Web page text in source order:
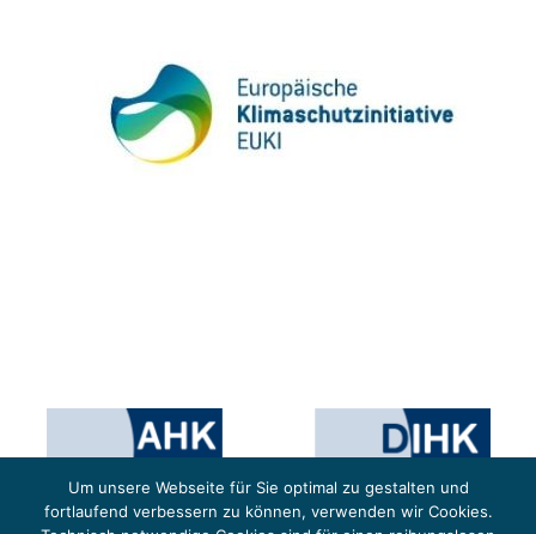
Um unsere Webseite für Sie optimal zu gestalten und
fortlaufend verbessern zu können, verwenden wir Cookies.